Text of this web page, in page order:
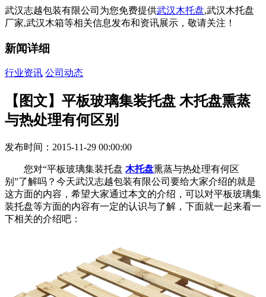
武汉志越包装有限公司为您免费提供武汉木托盘,武汉木托盘
厂家,武汉木箱等相关信息发布和资讯展示，敬请关注！
新闻详细
行业资讯 公司动态
【图文】平板玻璃集装托盘 木托盘熏蒸
与热处理有何区别
发布时间：2015-11-29 00:00:00
您对“平板玻璃集装托盘 木托盘熏蒸与热处理有何区
别”了解吗？今天武汉志越包装有限公司要给大家介绍的就是
这方面的内容，希望大家通过本文的介绍，可以对平板玻璃集
装托盘等方面的内容有一定的认识与了解，下面就一起来看一
下相关的介绍吧：